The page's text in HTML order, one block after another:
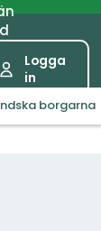
Logga
in
borgarna